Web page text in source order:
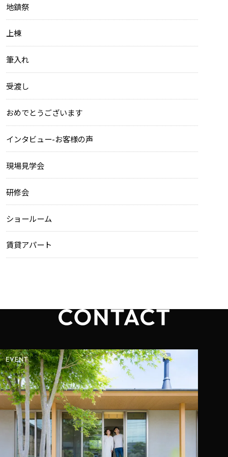
地鎮祭
上棟
筆入れ
受渡し
おめでとうございます
インタビュー-お客様の声
現場見学会
研修会
ショールーム
賃貸アパート